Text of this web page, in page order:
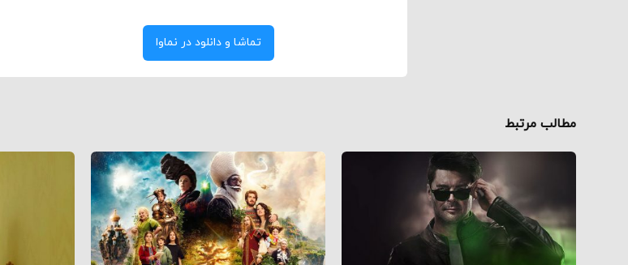
تماشا و دانلود در نماوا
مطالب مرتبط